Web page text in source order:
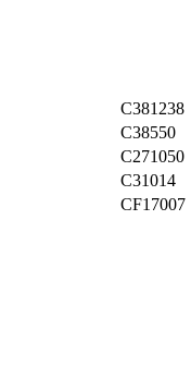
C381238
C38550
C31014
CF17007